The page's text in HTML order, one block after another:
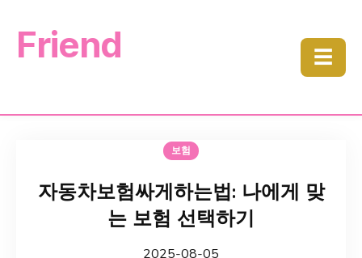
Friend ☰
보험
자동차보험싸게하는법: 나에게 맞
는 보험 선택하기
2025-08-05